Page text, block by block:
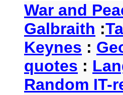
War and
Galbraith :
Keynes :
quotes :
Random IT-